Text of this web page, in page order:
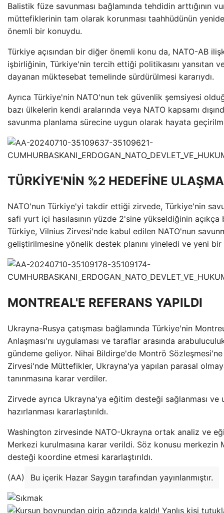
Balistik füze savunması bağlamında tehdidin arttığının
müttefiklerinin tam olarak korunması taahhüdünün
önemli bir konuydu.
Türkiye açısından bir diğer önemli konu da, NATO-AB
işbirliğinin, Türkiye'nin tercih ettiği politikasını yansıtan
dayanan müktesebat temelinde sürdürülmesi kararıydı.
Ayrıca Türkiye'nin NATO'nun tek güvenlik şemsiyesi
bazı ülkelerin kendi aralarında veya NATO kapsamı
savunma planlama sürecine uygun olarak hayata
TÜRKİYE'NİN %2 HEDEFİNE
NATO'nun Türkiye'yi takdir ettiği zirvede, Türkiye'nin
safi yurt içi hasılasının yüzde 2'sine yükseldiğinin
Türkiye, Vilnius Zirvesi'nde kabul edilen NATO'nun
geliştirilmesine yönelik destek planını yineledi ve yeni
MONTREAL'E REFERANS YAPILDI
Ukrayna-Rusya çatışması bağlamında Türkiye'nin
Anlaşması'nı uygulaması ve taraflar arasında
gündeme geliyor. Nihai Bildirge'de Montrö
Zirvesi'nde Müttefikler, Ukrayna'ya yapılan parasal
tanınmasına karar verdiler.
Zirvede ayrıca Ukrayna'ya eğitim desteği sağlanması
hazırlanması kararlaştırıldı.
Washington zirvesinde NATO-Ukrayna ortak analiz ve
Merkezi kurulmasına karar verildi. Söz konusu
desteği koordine etmesi kararlaştırıldı.
(AA) Bu içerik Hazar Saygın tarafından yayınlanmıştır.